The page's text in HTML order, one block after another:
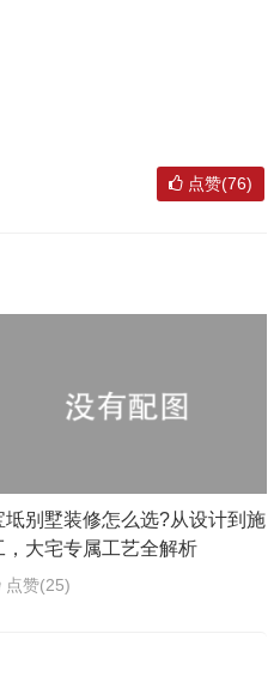
点赞(76)
坻别墅装修怎么选?从设计到施
，大宅专属工艺全解析
点赞(25)